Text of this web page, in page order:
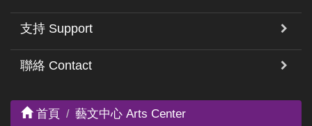
支持 Support
聯絡 Contact
首頁 藝文中心 Arts Center